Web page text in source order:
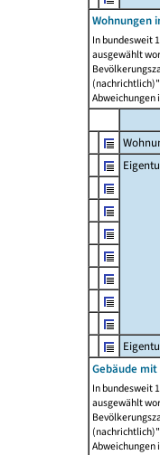
Wohnungen
In bundesweit
ausgewählt
Abweichungen
Gebäude
In bundesweit
ausgewählt
Abweichungen